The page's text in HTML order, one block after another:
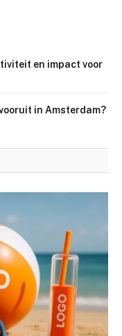
en impact voor
in Amsterdam?